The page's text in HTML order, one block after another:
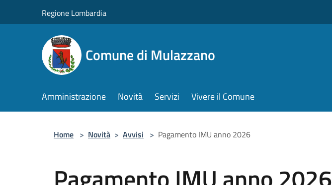
Regione Lombardia
Comune di Mulazzano
Amministrazione Novità Servizi Vivere il Comune
Home > Novità > Avvisi > Pagamento IMU anno 2026